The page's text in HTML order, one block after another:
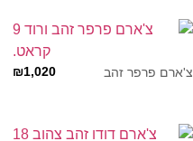
צ'ארם פרפר זהב ₪1,020